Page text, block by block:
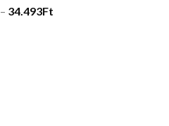
– 34.493FtÁrtartomány: